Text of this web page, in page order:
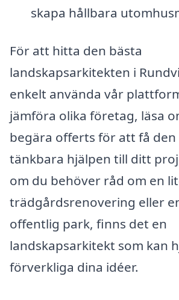
skapa hållbara
För att hitta den bästa
landskapsarkitekten i
enkelt använda vår
jämföra olika företag, läsa
begära offerts för att få den
tänkbara hjälpen till ditt
om du behöver råd om en
trädgårdsrenovering eller
offentlig park, finns det en
landskapsarkitekt som kan
förverkliga dina idéer.